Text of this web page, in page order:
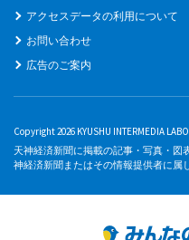
アクセスデータの利用について
お問い合わせ
広告のご案内
Copyright 2026 KYUSHU INTERMEDIA
天神経済新聞に掲載の記事・写真・図
神経済新聞またはその情報提供者に属